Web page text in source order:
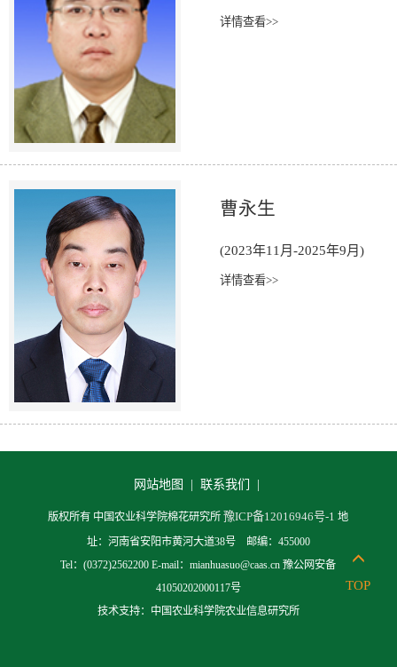
详情查看>>
曹永生
(2023年11月-2025年9月)
详情查看>>
网站地图 | 联系我们 |
版权所有 中国农业科学院棉花研究所豫ICP备12016946号-1 地
址：河南省安阳市黄河大道38号 邮编：455000
Tel：(0372)2562200 E-mail：mianhuasuo@caas.cn 豫公网安备
41050202000117号
技术支持：中国农业科学院农业信息研究所
TOP